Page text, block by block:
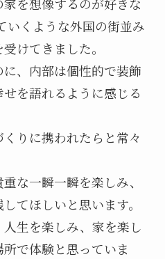
を想像するのが好きな
いくような外国の街並み
けてきました。
、内部は個性的で装飾
を語れるように感じる
りに携われたらと常々
な一瞬一瞬を楽しみ、
てほしいと思います。
生を楽しみ、家を楽し
で体験と思っていま